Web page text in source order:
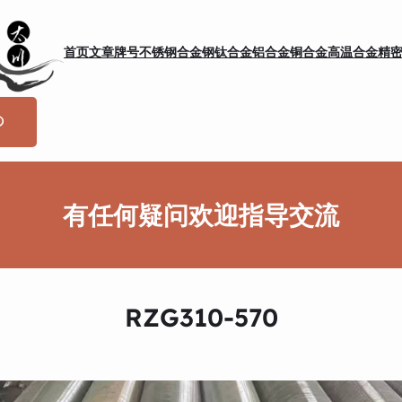
首页文章牌号不锈钢合金钢钛合金铝合金铜合金高温合金精
有任何疑问欢迎指导交流
RZG310-570